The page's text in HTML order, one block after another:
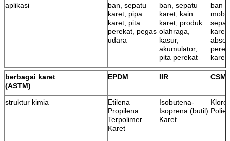
aplikasi
ban, sepatu
karet, pipa
karet, pita
perekat, pegas
udara
ban, sepatu
karet, kain
karet, produk
olahraga,
kasur,
akumulator,
pita perekat
ban
mobil
karet
karet
berbagai karet
(ASTM)
EPDM IIR CSM
struktur kimia
Etilena
Propilena
Terpolimer
Karet
Isobutena-
Isoprena (butil)
Karet